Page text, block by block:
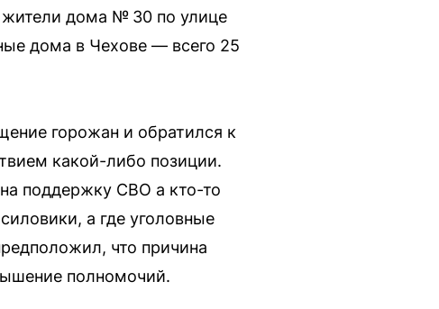
жители дома № 30 по улице
дома в Чехове — всего 25
горожан и обратился к
какой-либо позиции.
поддержку СВО а кто-то
а где уголовные
что причина
полномочий.